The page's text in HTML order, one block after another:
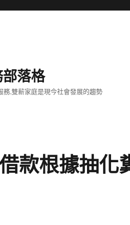
落格
,雙薪家庭是現今社會發展的趨勢
款根據抽化